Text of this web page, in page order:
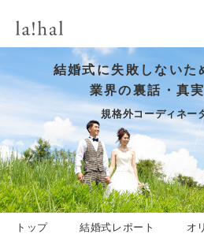
結婚式に失敗しないた
業界の裏話・真
規格外コーディネー
トップ 結婚式レポート オ